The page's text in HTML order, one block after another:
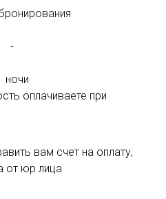
-
ночи
оплачиваете при
вам счет на оплату,
от юр лица